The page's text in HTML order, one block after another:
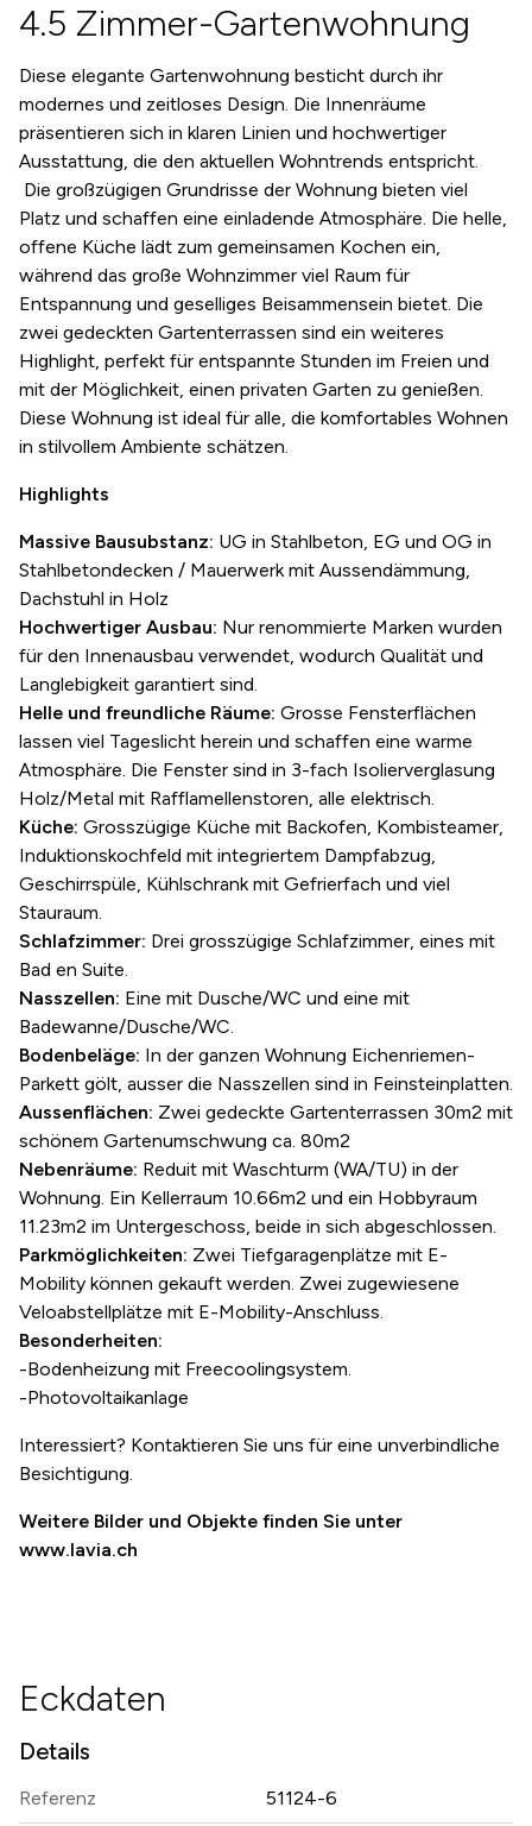
4.5 Zimmer-Gartenwohnung
Diese elegante Gartenwohnung besticht durch ihr
modernes und zeitloses Design. Die Innenräume
präsentieren sich in klaren Linien und hochwertiger
Ausstattung, die den aktuellen Wohntrends entspricht.
Die großzügigen Grundrisse der Wohnung bieten viel
Platz und schaffen eine einladende Atmosphäre. Die helle,
offene Küche lädt zum gemeinsamen Kochen ein,
während das große Wohnzimmer viel Raum für
Entspannung und geselliges Beisammensein bietet. Die
zwei gedeckten Gartenterrassen sind ein weiteres
Highlight, perfekt für entspannte Stunden im Freien und
mit der Möglichkeit, einen privaten Garten zu genießen.
Diese Wohnung ist ideal für alle, die komfortables Wohnen
in stilvollem Ambiente schätzen.
Highlights
Massive Bausubstanz: UG in Stahlbeton, EG und OG in
Stahlbetondecken / Mauerwerk mit Aussendämmung,
Dachstuhl in Holz
Hochwertiger Ausbau: Nur renommierte Marken wurden
für den Innenausbau verwendet, wodurch Qualität und
Langlebigkeit garantiert sind.
Helle und freundliche Räume: Grosse Fensterflächen
lassen viel Tageslicht herein und schaffen eine warme
Atmosphäre. Die Fenster sind in 3-fach Isolierverglasung
Holz/Metal mit Rafflamellenstoren, alle elektrisch.
Küche: Grosszügige Küche mit Backofen, Kombisteamer,
Induktionskochfeld mit integriertem Dampfabzug,
Geschirrspüle, Kühlschrank mit Gefrierfach und viel
Stauraum.
Schlafzimmer: Drei grosszügige Schlafzimmer, eines mit
Bad en Suite.
Nasszellen: Eine mit Dusche/WC und eine mit
Badewanne/Dusche/WC.
Bodenbeläge: In der ganzen Wohnung Eichenriemen-
Parkett gölt, ausser die Nasszellen sind in Feinsteinplatten.
Aussenflächen: Zwei gedeckte Gartenterrassen 30m2 mit
schönem Gartenumschwung ca. 80m2
Nebenräume: Reduit mit Waschturm (WA/TU) in der
Wohnung. Ein Kellerraum 10.66m2 und ein Hobbyraum
11.23m2 im Untergeschoss, beide in sich abgeschlossen.
Parkmöglichkeiten: Zwei Tiefgaragenplätze mit E-
Mobility können gekauft werden. Zwei zugewiesene
Veloabstellplätze mit E-Mobility-Anschluss.
Besonderheiten:
-Bodenheizung mit Freecoolingsystem.
-Photovoltaikanlage
Interessiert? Kontaktieren Sie uns für eine unverbindliche
Besichtigung.
Weitere Bilder und Objekte finden Sie unter
www.lavia.ch
Eckdaten
Details
Referenz 51124-6